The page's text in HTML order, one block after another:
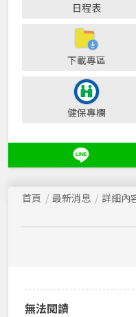
24屆理監
25屆理監
日程表
下載專區
健保專欄
首頁 最新消息 詳細內
無法閱讀